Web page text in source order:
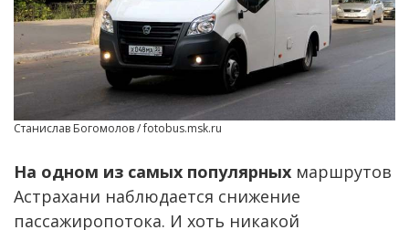
Станислав Богомолов / fotobus.msk.ru
На одном из самых популярных маршрутов
Астрахани наблюдается снижение
пассажиропотока. И хоть никакой